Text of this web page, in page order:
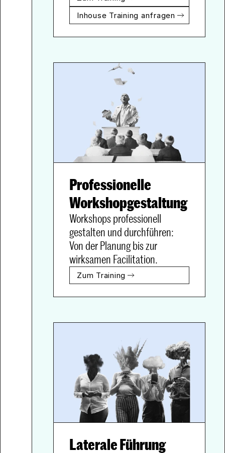
Inhouse Training anfragen
Professionelle
Workshops professionell
gestalten und durchführen:
Von der Planung bis zur
wirksamen Facilitation.
Zum Training
Laterale Führung